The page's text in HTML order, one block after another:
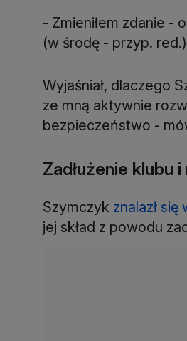
- Zmieniłem zdanie -
(w środę - przyp.
Wyjaśniał, dlaczego
ze mną aktywnie
bezpieczeństwo -
Zadłużenie klubu
Szymczyk znalazł
jej skład z powodu